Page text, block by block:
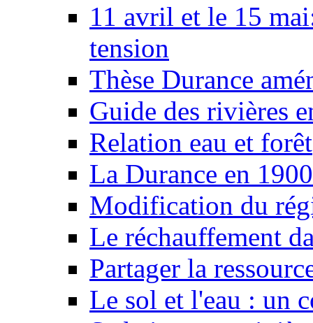
11 avril et le 15
tension
Thèse Durance
Guide des rivières
Relation eau et forêt
La Durance en 1900
Modification du
Le réchauffement
Partager la
Le sol et l'eau : un